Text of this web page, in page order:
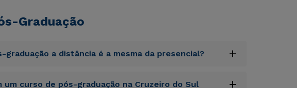
Graduação
a distância é a mesma da presencial? +
um curso de pós-graduação na Cruzeiro do Sul +
envio de conteúdos da Cruzeiro do Sul.
envio de conteúdos da Cruzeiro do Sul.